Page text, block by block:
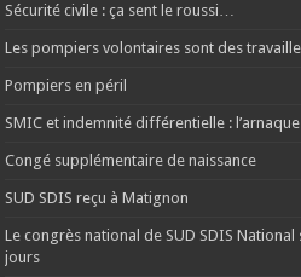
Sécurité civile : ça sent le roussi…
Les pompiers volontaires sont des
Pompiers en péril
SMIC et indemnité différentielle : l’arnaque
Congé supplémentaire de naissance
SUD SDIS reçu à Matignon
Le congrès national de SUD SDIS
jours